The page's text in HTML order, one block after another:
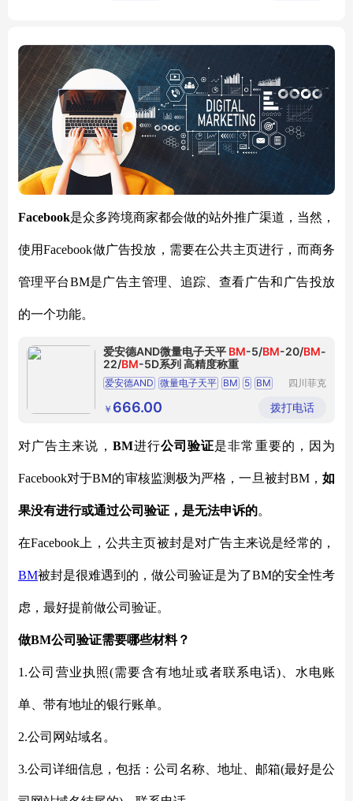
Facebook是众多跨境商家都会做的站外推广渠道，当然，
使用Facebook做广告投放，需要在公共主页进行，而商务
管理平台BM是广告主管理、追踪、查看广告和广告投放
的一个功能。
爱安德AND微量电子天平 BM-5/BM-20/BM-
22/BM-5D系列 高精度称重
爱安德AND 微量电子天平 BM 5 BM
BM 22
四川菲克
备有限公
司
￥ 666.00 拨打电话
对广告主来说， BM进行公司验证是非常重要的，因为
Facebook对于BM的审核监测极为严格，一旦被封BM， 如
果没有进行或通过公司验证，是无法申诉的。
在Facebook上，公共主页被封是对广告主来说是经常的，
BM被封是很难遇到的，做公司验证是为了BM的安全性考
虑，最好提前做公司验证。
做BM公司验证需要哪些材料？
1.公司营业执照(需要含有地址或者联系电话)、水电账
单、带有地址的银行账单。
2.公司网站域名。
3.公司详细信息，包括：公司名称、地址、邮箱(最好是公